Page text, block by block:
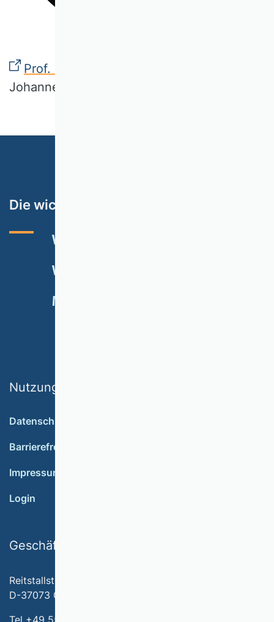
Prof. Dr. Dennis Hilgers
Johannes Kepler Universität Linz (JKU)
Die wichtigsten Themen
VHB-RATING 2024
VERANSTALTUNGEN
MITGLIED WERDEN
Nutzungsbedingungen
Datenschutz
Barrierefreiheit
Impressum
Login
Geschäftsstelle
Reitstallstr. 7
D-37073 Göttingen
Tel +49 551 79778-566